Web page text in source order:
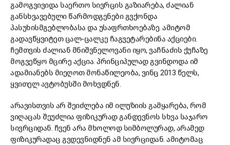
გამოგვივიდა საერთო სივრცის გაზიარება, ძალიან
განსხვავებული წარმოდგენები გვქონდა
პასუხისმგებლობასა და უსაფრთხოებაზე. ამიტომ
გადავწყვიტეთ ცალ-ცალკე ჩაგვეტარებინა აქციები.
ჩემთვის ძალიან მნიშვნელოვანი იყო, ვაჩნაძის ქუჩაზე
მოგვეწყო მცირე აქცია. პრინციპულად გვინდოდა იმ
ადამიანებს მიეღოთ მონაწილეობა, ვინც 2013 წელს,
ყვითელ ავტობუსში მოხვდნენ.
არავისთვის არ შეიძლება იმ ილუზიის გამყარება, რომ
ვიღაცას შეუძლია ფიზიკურად განდევნოს სხვა საჯარო
სივრციდან. ჩვენ არა მხოლოდ სიმბოლურად, არამედ
ფიზიკურადაც გვდევნიდნენ ამ სივრციდან. ამიტომაც